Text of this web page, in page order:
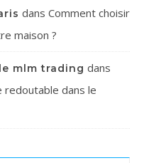
dans Comment choisir
maison ?
mlm trading dans
redoutable dans le